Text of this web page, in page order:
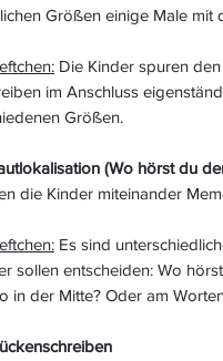
Größen einige Male mit
Die Kinder spuren
im Anschluss
Größen.
(Wo hörst du
die Kinder miteinander
Es sind
sollen entscheiden: Wo
in der Mitte? Oder am